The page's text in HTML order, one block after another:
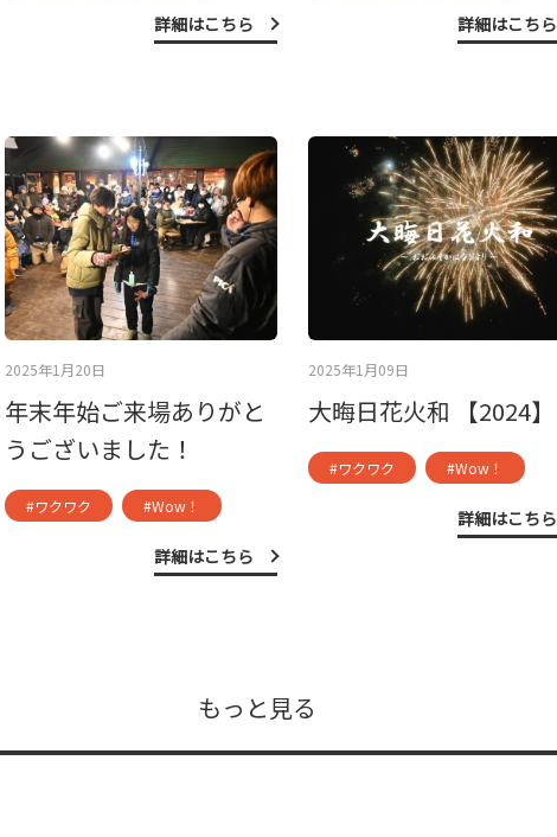
詳細はこちら 詳細はこちら
2025年1月20日
年末年始ご来場ありがと
うございました！
#ワクワク #Wow！
詳細はこちら
2025年1月09日
大晦日花火和 【2024】
#ワクワク #Wow！
詳細はこちら
もっと見る